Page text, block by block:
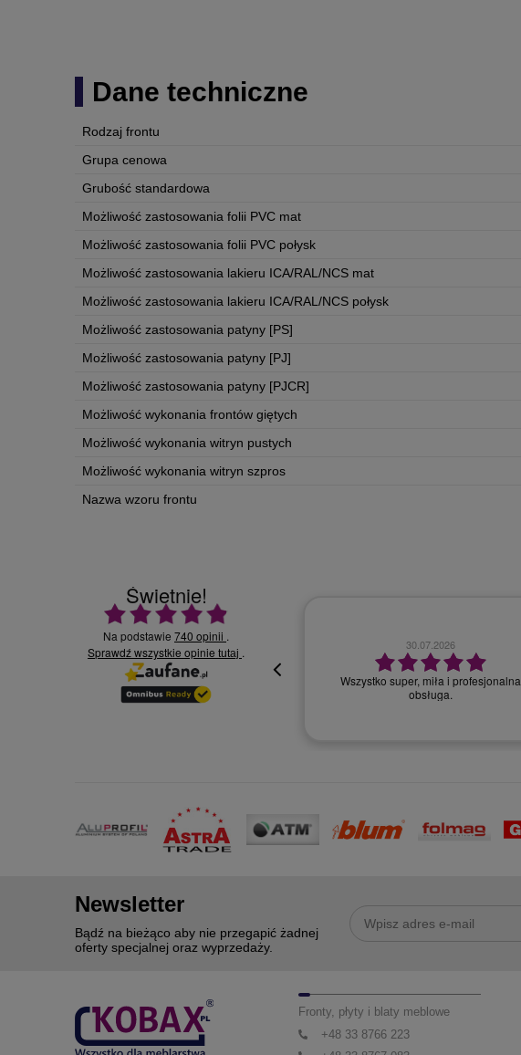
Dane techniczne
Rodzaj frontu
Grupa cenowa
Grubość standardowa
Możliwość zastosowania folii PVC mat
Możliwość zastosowania folii PVC połysk
Możliwość zastosowania lakieru ICA/RAL/NCS mat
Możliwość zastosowania lakieru ICA/RAL/NCS połysk
Możliwość zastosowania patyny [PS]
Możliwość zastosowania patyny [PJ]
Możliwość zastosowania patyny [PJCR]
Możliwość wykonania frontów giętych
Możliwość wykonania witryn pustych
Możliwość wykonania witryn szpros
Nazwa wzoru frontu
Świetnie!
Ocena średnia 4.9 na 5
Na podstawie 740 opinii .
Sprawdź wszystkie opinie tutaj .
30.07.2026
oki
30.07.2026
Wszystko super, miła i profesjonalna
obsługa.
Newsletter
Bądź na bieżąco aby nie przegapić żadnej
oferty specjalnej oraz wyprzedaży.
Fronty, płyty i blaty meblowe
+48 33 8766 223